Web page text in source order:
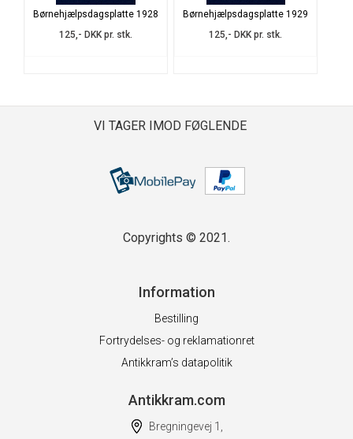
Børnehjælpsdagsplatte 1928
125,- DKK pr. stk.
Børnehjælpsdagsplatte 1929
125,- DKK pr. stk.
VI TAGER IMOD FØGLENDE
Copyrights © 2021.
Information
Bestilling
Fortrydelses- og reklamationret
Antikkram’s datapolitik
Antikkram.com
Bregningevej 1,